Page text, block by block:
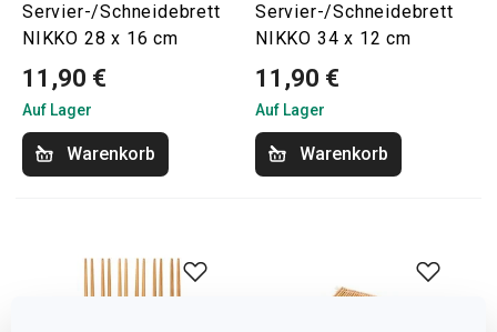
Servier-/Schneidebrett
NIKKO 28 x 16 cm
11,90 €
Auf Lager
Warenkorb
Servier-/Schneidebrett
NIKKO 34 x 12 cm
11,90 €
Auf Lager
Warenkorb